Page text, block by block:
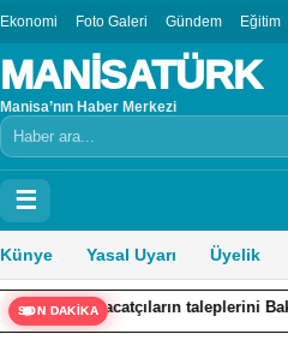
Ekonomi Foto Galeri Gündem Eğitim
MANİSATÜRK
Manisa’nın Haber Merkezi
Arama
☰
Künye Yasal Uyarı Üyelik
SON DAKİKA
taleplerini Bakan Yardımcısı